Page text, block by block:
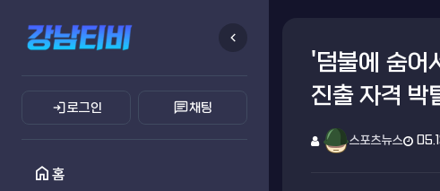
chevron_left
login로그인 chat채팅
home홈
'덤불에 숨
진출 자격 박
스포츠뉴스